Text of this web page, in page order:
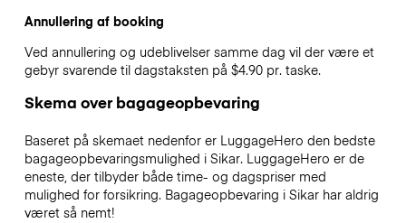
Annullering af booking
Ved annullering og udeblivelser samme dag vil der være et
gebyr svarende til dagstaksten på $4.90 pr. taske.
Skema over bagageopbevaring
Baseret på skemaet nedenfor er LuggageHero den bedste
bagageopbevaringsmulighed i Sikar. LuggageHero er de
eneste, der tilbyder både time- og dagspriser med
mulighed for forsikring. Bagageopbevaring i Sikarhar aldrig
været så nemt!